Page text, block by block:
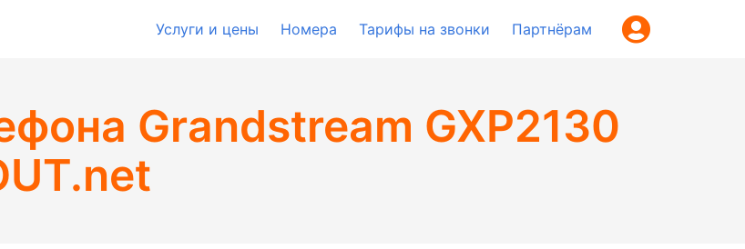
Услуги и цены Номера Тарифы на звонки Партнёрам
Grandstream GXP2130